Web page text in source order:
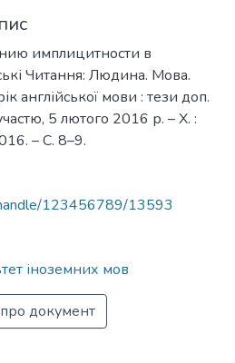
имплицитности в
Читання: Людина. Мова.
англійської мови : тези доп.
5 лютого 2016 р. – Х. :
– С. 8–9.
123456789/13593
іноземних мов
документ